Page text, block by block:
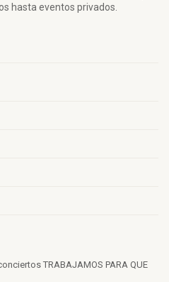
hasta eventos privados.
TRABAJAMOS PARA QUE